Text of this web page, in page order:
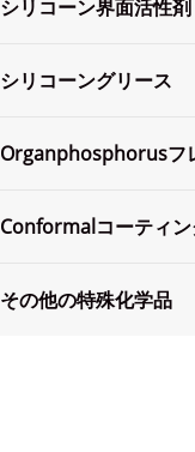
シリコーン界面活性剤
シリコーングリース
Organphosphorusフ
Conformalコーティ
その他の特殊化学品